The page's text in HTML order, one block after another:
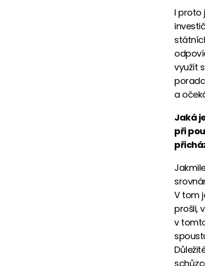
I proto
využít
a
Jaká
při
V tom
prošli,
v